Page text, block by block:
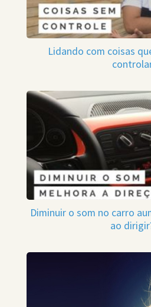
Lidando com coisas
Diminuir o som no carro
ao